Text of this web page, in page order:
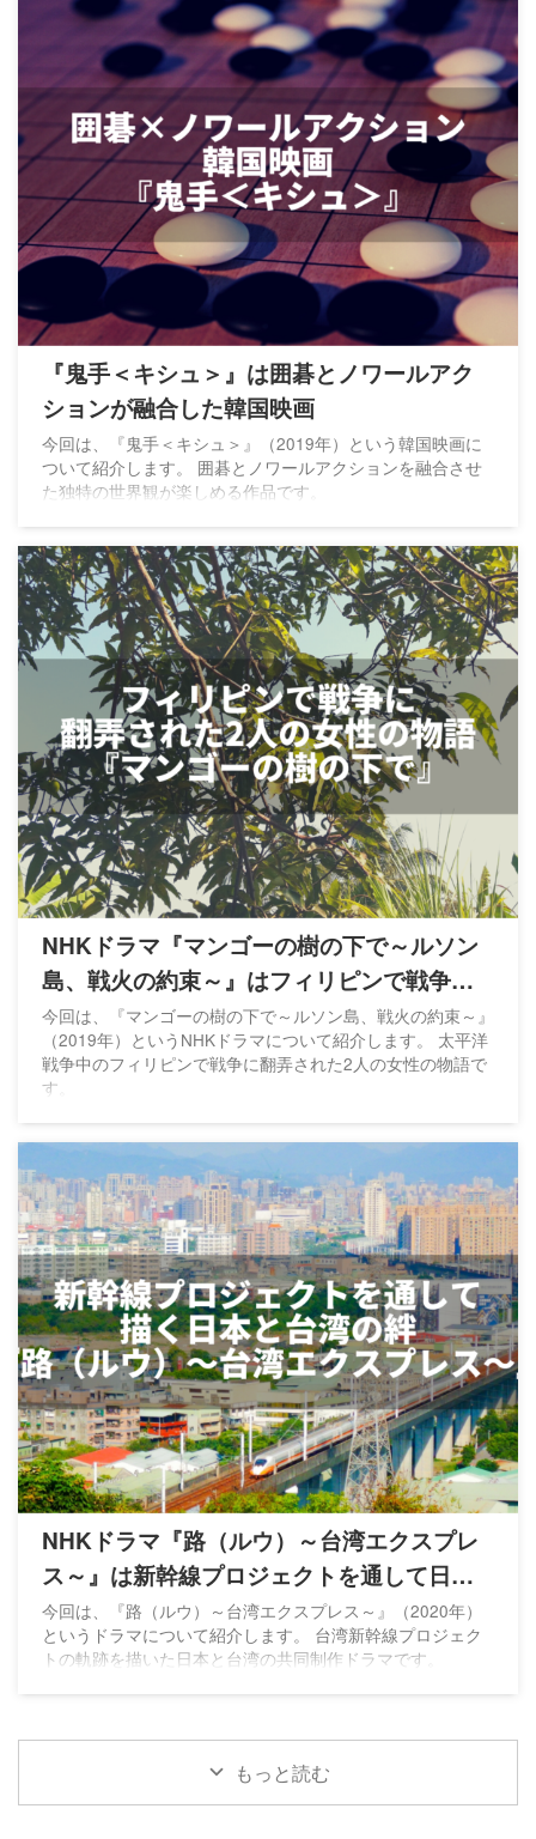
『鬼手＜キシュ＞』は囲碁とノワールアク
ションが融合した韓国映画
今回は、『鬼手＜キシュ＞』（2019年）という韓国映画に
ついて紹介します。 囲碁とノワールアクションを融合させ
た独特の世界観が楽しめる作品です。
NHKドラマ『マンゴーの樹の下で～ルソン
島、戦火の約束～』はフィリピンで戦争に
翻弄された2人の女性の物語
今回は、『マンゴーの樹の下で～ルソン島、戦火の約束～』
（2019年）というNHKドラマについて紹介します。 太平洋
戦争中のフィリピンで戦争に翻弄された2人の女性の物語で
す。
NHKドラマ『路（ルウ）～台湾エクスプレ
ス～』は新幹線プロジェクトを通して日台
の絆を描く
今回は、『路（ルウ）～台湾エクスプレス～』（2020年）
というドラマについて紹介します。 台湾新幹線プロジェク
トの軌跡を描いた日本と台湾の共同制作ドラマです。
もっと読む